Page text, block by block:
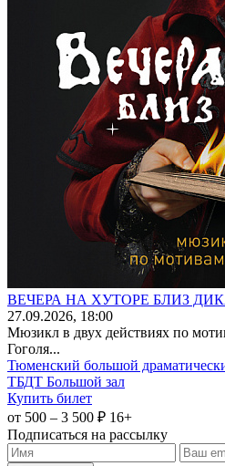
ВЕЧЕРА НА ХУТОРЕ БЛИЗ
27.09.2026, 18:00
Мюзикл в двух действиях по
Гоголя...
Тюменский большой
ТБДТ Большой зал
Купить билет
от 500 – 3 500 ₽ 16+
Подписаться на рассылку